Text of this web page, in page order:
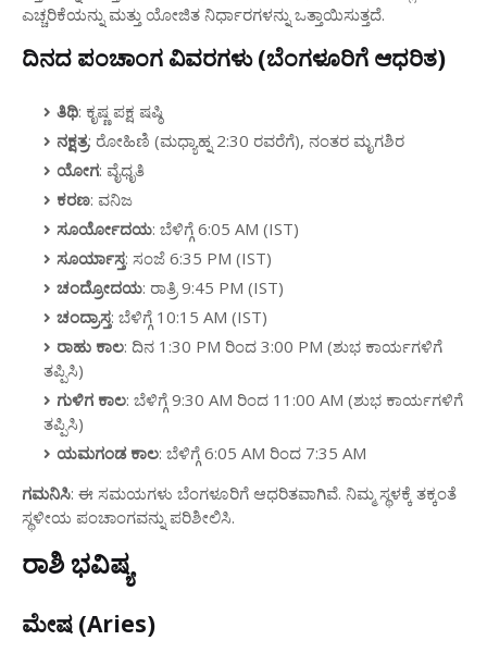
ಎಚ್ಚರಿಕೆಯನ್ನು ಮತ್ತು ಯೋಜಿತ ನಿರ್ಧಾರಗಳನ್ನು ಒತ್ತಾಯಿಸುತ್ತದೆ.
ದಿನದ ಪಂಚಾಂಗ ವಿವರಗಳು (ಬೆಂಗಳೂರಿಗೆ ಆಧರಿತ)
ತಿಥಿ: ಕೃಷ್ಣ ಪಕ್ಷ ಷಷ್ಠಿ
ನಕ್ಷತ್ರ: ರೋಹಿಣಿ (ಮಧ್ಯಾಹ್ನ 2:30 ರವರೆಗೆ), ನಂತರ ಮೃಗಶಿರ
ಯೋಗ: ವೈಧೃತಿ
ಕರಣ: ವನಿಜ
ಸೂರ್ಯೋದಯ: ಬೆಳಿಗ್ಗೆ 6:05 AM (IST)
ಸೂರ್ಯಾಸ್ತ: ಸಂಜೆ 6:35 PM (IST)
ಚಂದ್ರೋದಯ: ರಾತ್ರಿ 9:45 PM (IST)
ಚಂದ್ರಾಸ್ತ: ಬೆಳಿಗ್ಗೆ 10:15 AM (IST)
ರಾಹು ಕಾಲ: ದಿನ 1:30 PM ರಿಂದ 3:00 PM (ಶುಭ ಕಾರ್ಯಗಳಿಗೆ
ತಪ್ಪಿಸಿ)
ಗುಳಿಗ ಕಾಲ: ಬೆಳಿಗ್ಗೆ 9:30 AM ರಿಂದ 11:00 AM (ಶುಭ ಕಾರ್ಯಗಳಿಗೆ
ತಪ್ಪಿಸಿ)
ಯಮಗಂಡ ಕಾಲ: ಬೆಳಿಗ್ಗೆ 6:05 AM ರಿಂದ 7:35 AM
ಗಮನಿಸಿ: ಈ ಸಮಯಗಳು ಬೆಂಗಳೂರಿಗೆ ಆಧರಿತವಾಗಿವೆ. ನಿಮ್ಮ ಸ್ಥಳಕ್ಕೆ ತಕ್ಕಂತೆ
ಸ್ಥಳೀಯ ಪಂಚಾಂಗವನ್ನು ಪರಿಶೀಲಿಸಿ.
ರಾಶಿ ಭವಿಷ್ಯ
ಮೇಷ (Aries)